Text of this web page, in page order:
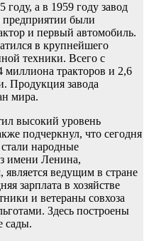
году, а в 1959 году завод
были
и первый автомобиль.
в крупнейшего
техники. Всего с
миллиона тракторов и 2,6
Продукция завода
мира.
высокий уровень
подчеркнул, что сегодня
народные
имени Ленина,
ведущим в стране
зарплата в хозяйстве
и ветераны совхоза
Здесь построены
сады.